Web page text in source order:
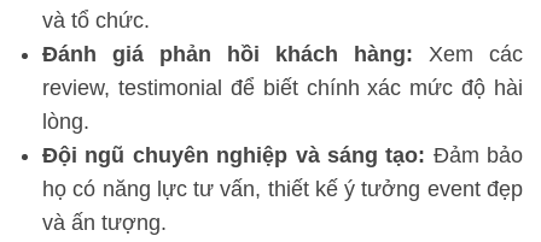
và tổ chức.
Đánh giá phản hồi khách hàng: Xem các
review, testimonial để biết chính xác mức độ hài
lòng.
Đội ngũ chuyên nghiệp và sáng tạo: Đảm bảo
họ có năng lực tư vấn, thiết kế ý tưởng event đẹp
và ấn tượng.